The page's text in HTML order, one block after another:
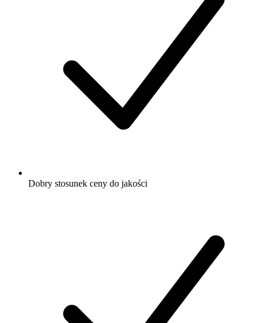
Dobry stosunek ceny do jakości